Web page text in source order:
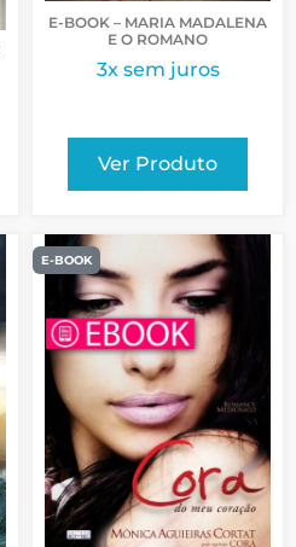
E-BOOK – MARIA MADALENA
E O ROMANO
3x sem juros
Ver Produto
E-BOOK